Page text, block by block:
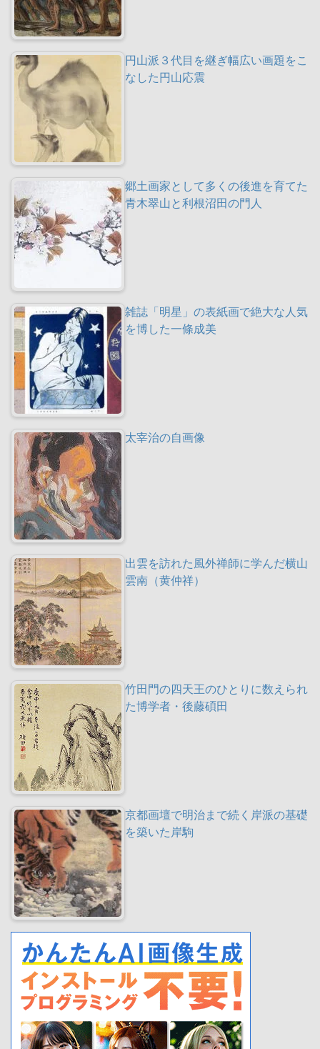
円山派３代目を継ぎ幅広い画題をこ
なした円山応震
郷土画家として多くの後進を育てた
青木翠山と利根沼田の門人
雑誌「明星」の表紙画で絶大な人気
を博した一條成美
太宰治の自画像
出雲を訪れた風外禅師に学んだ横山
雲南（黄仲祥）
竹田門の四天王のひとりに数えられ
た博学者・後藤碩田
京都画壇で明治まで続く岸派の基礎
を築いた岸駒